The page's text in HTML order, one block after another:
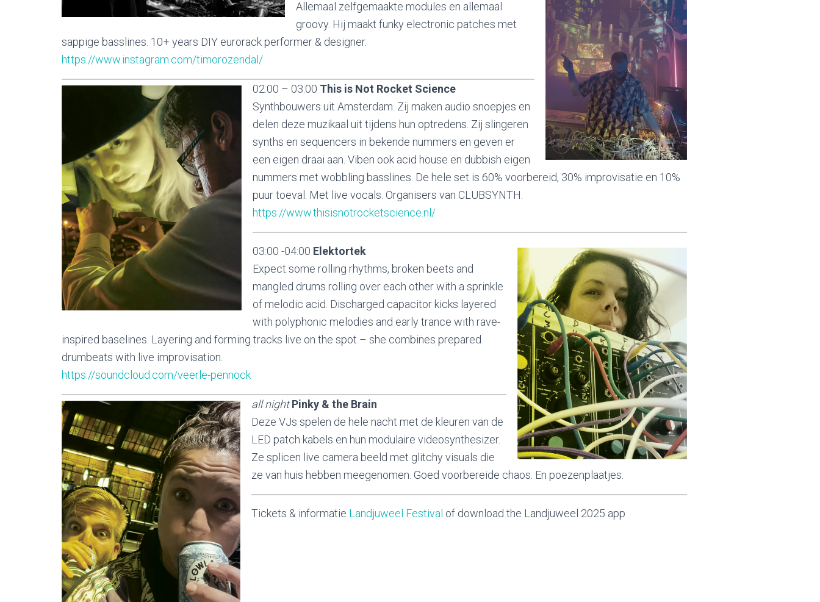
Allemaal zelfgemaakte modules en allemaal
groovy. Hij maakt funky electronic patches met
sappige basslines. 10+ years DIY eurorack performer & designer.
https://www.instagram.com/timorozendal/
02:00 – 03:00 This is Not Rocket Science
Synthbouwers uit Amsterdam. Zij maken audio snoepjes en
delen deze muzikaal uit tijdens hun optredens. Zij slingeren
synths en sequencers in bekende nummers en geven er
een eigen draai aan. Viben ook acid house en dubbish eigen
nummers met wobbling basslines. De hele set is 60% voorbereid, 30% improvisatie en 10%
puur toeval. Met live vocals. Organisers van CLUBSYNTH.
https://www.thisisnotrocketscience.nl/
03:00 -04:00 Elektortek
Expect some rolling rhythms, broken beets and
mangled drums rolling over each other with a sprinkle
of melodic acid. Discharged capacitor kicks layered
with polyphonic melodies and early trance with rave-
inspired baselines. Layering and forming tracks live on the spot – she combines prepared
drumbeats with live improvisation.
https://soundcloud.com/veerle-pennock
all nightPinky & the Brain
Deze VJs spelen de hele nacht met de kleuren van de
LED patch kabels en hun modulaire videosynthesizer.
Ze splicen live camera beeld met glitchy visuals die
ze van huis hebben meegenomen. Goed voorbereide chaos. En poezenplaatjes.
Tickets & informatie Landjuweel Festival of download the Landjuweel 2025 app